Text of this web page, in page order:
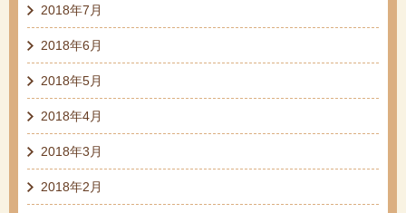
2018年7月
2018年6月
2018年5月
2018年4月
2018年3月
2018年2月